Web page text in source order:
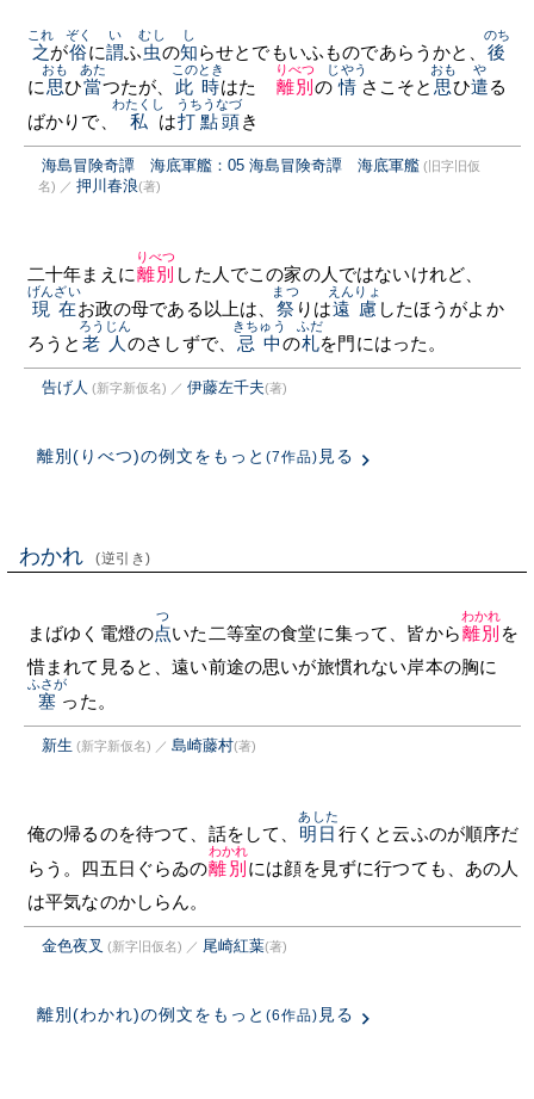
之
これ
が俗
ぞく
に謂
い
ふ虫
むし
の知
し
らせとでもいふものであらうかと、 後
のち
に 思
おも
ひ當
あた
つたが、 此時
このとき
はたゞ 離別
りべつ
の 情
じやう
さこそと 思
おも
ひ遣
や
る
ばかりで、
私
わたくし
は打點頭
うちうなづ
き
海島冒険奇譚 海底軍艦：05 海島冒険奇譚 海底軍艦 (旧字旧仮
名) ／ 押川春浪(著)
二十年まえに離別
りべつ
した人でこの家の人ではないけれど、
現在
げんざい
お政の母である以上は、 祭
まつ
りは遠慮
えんりょ
したほうがよか
ろうと 老人
ろうじん
のさしずで、 忌中
きちゅう
の札
ふだ
を門にはった。
告げ人 (新字新仮名) ／ 伊藤左千夫(著)
離別(りべつ)の例文をもっと (7作品) 見る
わかれ (逆引き)
まばゆく電燈の点
つ
いた二等室の食堂に集って、皆から離別
わかれ
を
惜まれて見ると、遠い前途の思いが旅慣れない岸本の胸に
塞
ふさが
った。
新生 (新字新仮名) ／ 島崎藤村(著)
俺の帰るのを待つて、話をして、 明日
あした
行くと云ふのが順序だ
らう。四五日ぐらゐの離別
わかれ
には顔を見ずに行つても、あの人
は平気なのかしらん。
金色夜叉 (新字旧仮名) ／ 尾崎紅葉(著)
離別(わかれ)の例文をもっと (6作品) 見る